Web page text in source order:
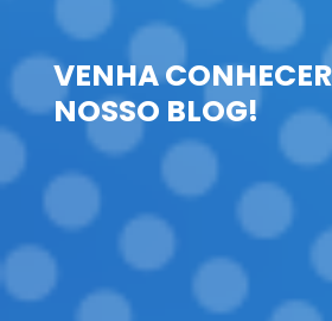
VENHA CONHECER
NOSSO BLOG!